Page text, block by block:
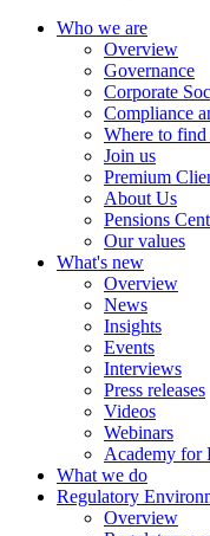
Who we are
Overview
Governance
Corporate
Compliance
Where to find
Join us
Premium
About Us
Pensions
Our values
What's new
Overview
News
Insights
Events
Interviews
Press releases
Videos
Webinars
Academy for
What we do
Regulatory
Overview